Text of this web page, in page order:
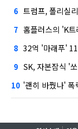
6 트럼프, 폴리실리
7 홈플러스의 'K
8 32억 '마래푸' 114
9 SK, 자본잠식 '
10 '괜히 바꿨나' 폭